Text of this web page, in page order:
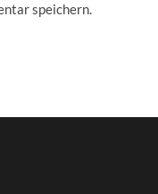
speichern.